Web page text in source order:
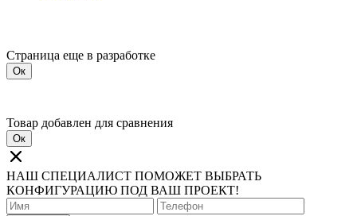
Страница еще в разработке
Ок
Товар добавлен для сравнения
Ок
НАШ СПЕЦИАЛИСТ ПОМОЖЕТ ВЫБРАТЬ
КОНФИГУРАЦИЮ ПОД ВАШ ПРОЕКТ!